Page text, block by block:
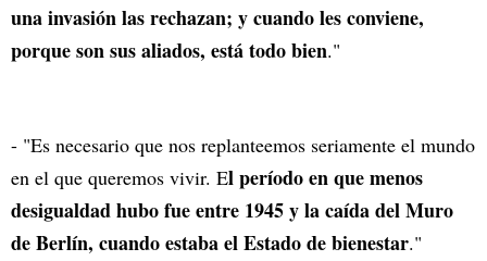
una invasión las rechazan; y cuando les conviene,
porque son sus aliados, está todo bien."
- "Es necesario que nos replanteemos seriamente el mundo
en el que queremos vivir. El período en que menos
desigualdad hubo fue entre 1945 y la caída del Muro
de Berlín, cuando estaba el Estado de bienestar."